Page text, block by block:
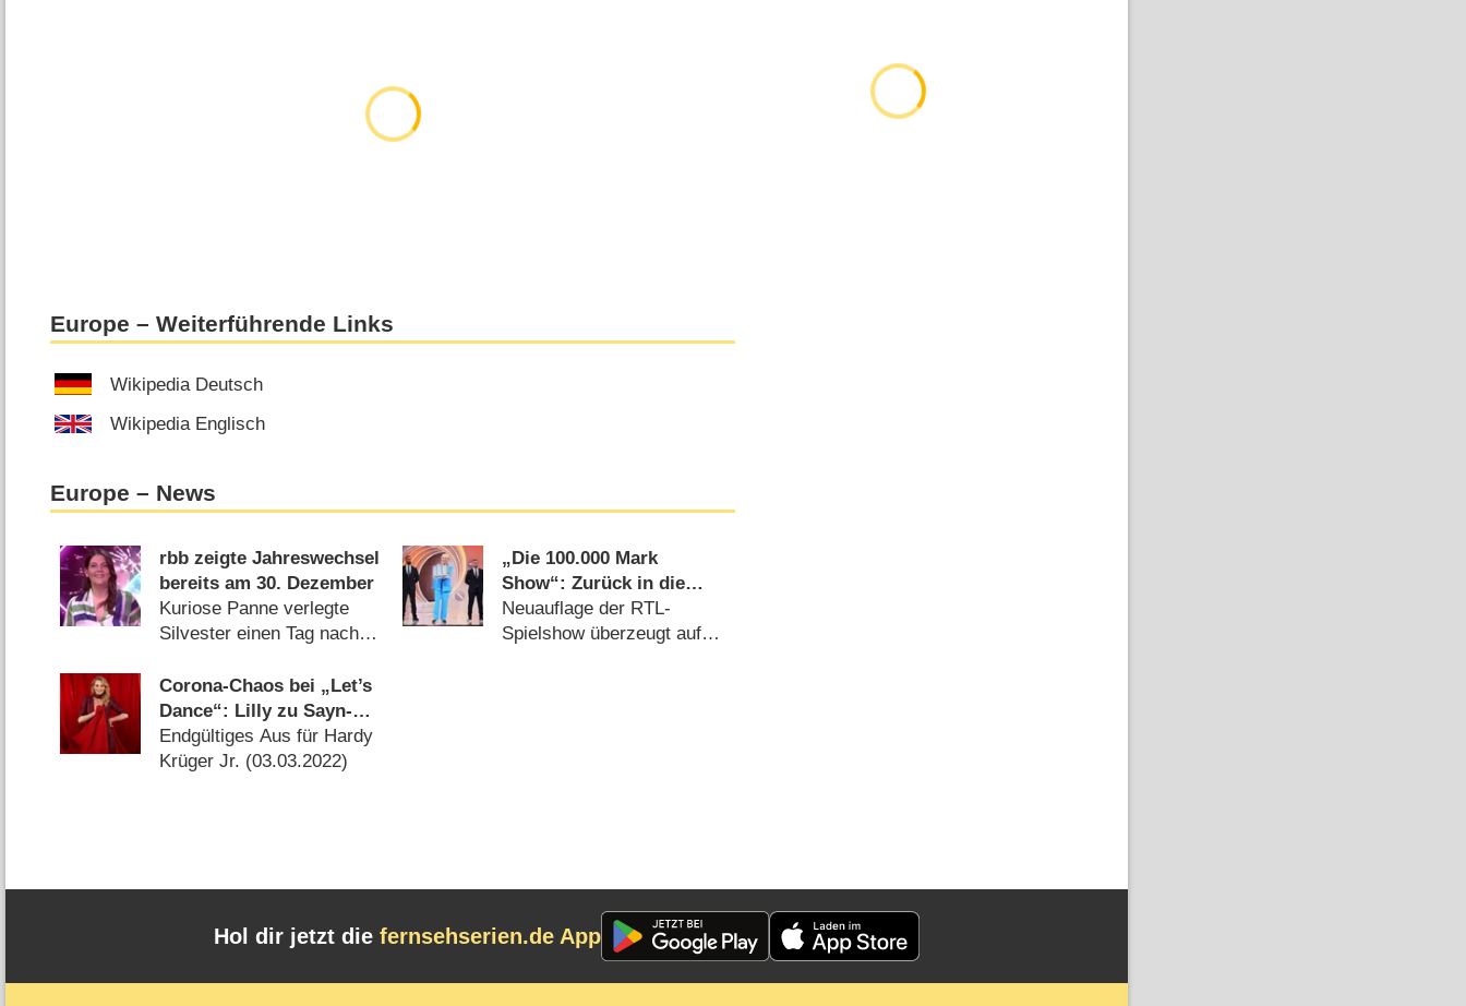
Europe – Weiterführende Links
Wikipedia Deutsch
Wikipedia Englisch
Europe – News
rbb zeigte Jahreswechsel
bereits am 30. Dezember
Kuriose Panne verlegte
Silvester einen Tag nach
„Die 100.000 Mark
Show“: Zurück in die
90er mit heißem Draht,
Tresor und einer
Neuauflage der RTL-
Spielshow überzeugt auf
Corona-Chaos bei „Let’s
Dance“: Lilly zu Sayn-
Wittgenstein kehrt
zurück
Endgültiges Aus für Hardy
Krüger Jr. (03.03.2022)
Hol dir jetzt die fernsehserien.de App